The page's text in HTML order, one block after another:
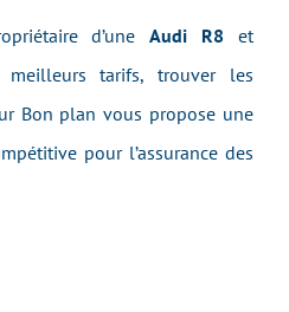
d’uneAudi R8et
meilleurs tarifs, trouver les
Bon plan vous propose une
pour l’assurance des